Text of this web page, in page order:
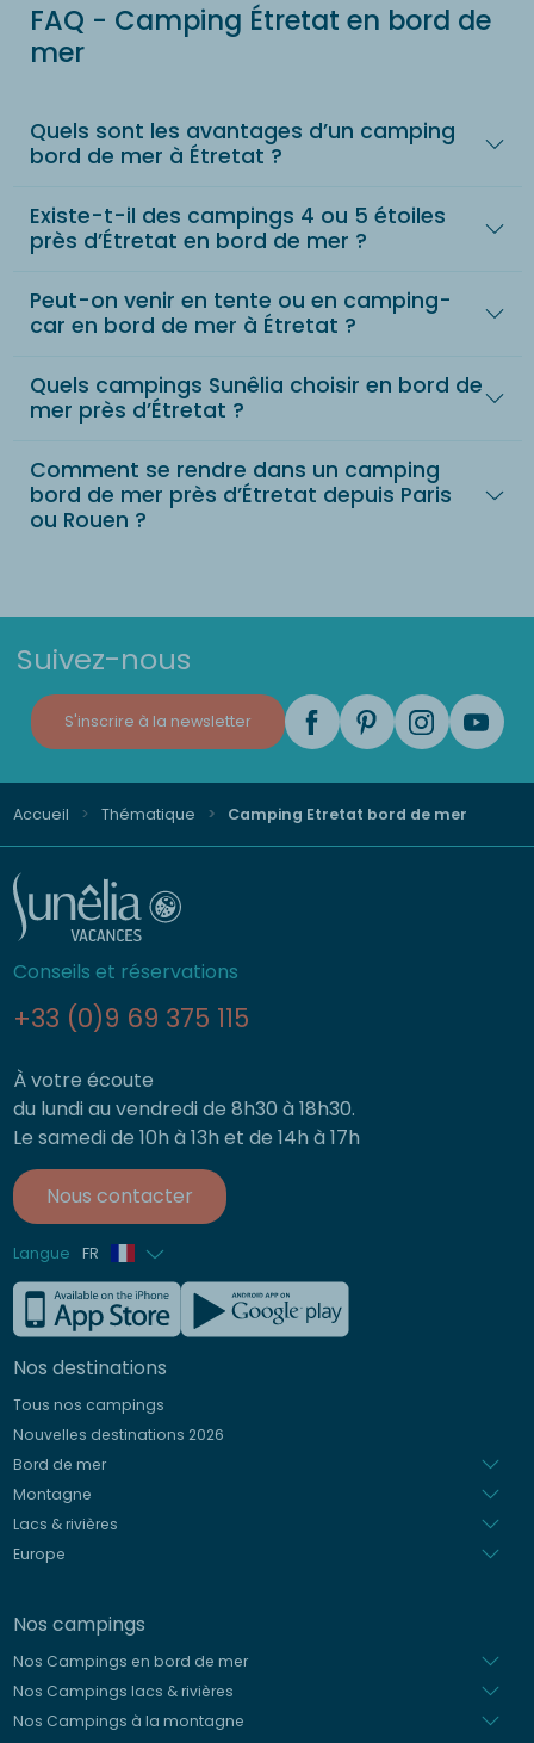
FAQ - Camping Étretat en bord de
mer
Quels sont les avantages d’un camping
bord de mer à Étretat ?
Existe-t-il des campings 4 ou 5 étoiles
près d’Étretat en bord de mer ?
Peut-on venir en tente ou en camping-
car en bord de mer à Étretat ?
Quels campings Sunêlia choisir en bord de
mer près d’Étretat ?
Comment se rendre dans un camping
bord de mer près d’Étretat depuis Paris
ou Rouen ?
Suivez-nous
S'inscrire à la newsletter
Accueil Thématique Camping Etretat bord de mer
Conseils et réservations
+33 (0)9 69 375 115
À votre écoute
du lundi au vendredi de 8h30 à 18h30.
Le samedi de 10h à 13h et de 14h à 17h
Nous contacter
Langue FR
Anglais
Allemand
Italien
Espagnol
Néerlandais
Nos destinations
Tous nos campings
Nouvelles destinations 2026
Bord de mer
Montagne
Lacs & rivières
Europe
Nos campings
Nos Campings en bord de mer
Nos Campings lacs & rivières
Nos Campings à la montagne